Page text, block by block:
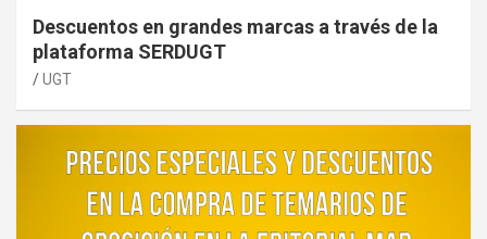
Descuentos en grandes marcas a través de la
plataforma SERDUGT
UGT